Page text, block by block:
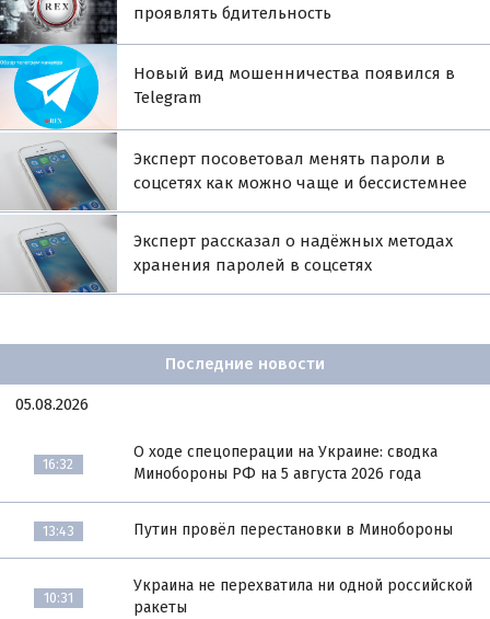
проявлять бдительность
Новый вид мошенничества появился в
Telegram
Эксперт посоветовал менять пароли в
соцсетях как можно чаще и бессистемнее
Эксперт рассказал о надёжных методах
хранения паролей в соцсетях
Последние новости
05.08.2026
16:32
О ходе спецоперации на Украине: сводка
Минобороны РФ на 5 августа 2026 года
13:43 Путин провёл перестановки в Минобороны
10:31
Украина не перехватила ни одной российской
ракеты